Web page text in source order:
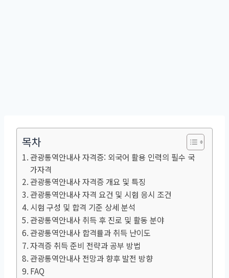
목차
관광통역안내사 자격증: 외국어 활용 인력의 필수 국
가자격
관광통역안내사 자격증 개요 및 특징
관광통역안내사 자격 요건 및 시험 응시 조건
시험 구성 및 합격 기준 상세 분석
관광통역안내사 취득 후 진로 및 활동 분야
관광통역안내사 합격률과 취득 난이도
자격증 취득 준비 전략과 공부 방법
관광통역안내사 전망과 향후 발전 방향
FAQ